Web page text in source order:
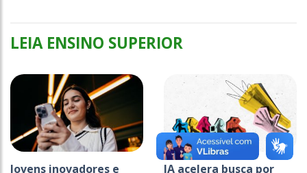
LEIA ENSINO SUPERIOR
Jovens inovadores e
IA acelera busca por